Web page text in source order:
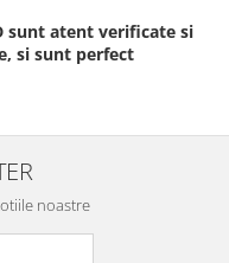
sunt atent verificate si
si sunt perfect
noastre